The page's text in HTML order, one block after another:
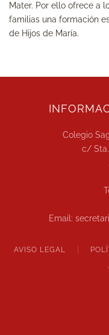
Mater. Por ello ofrece a
familias una formación
de Hijos de María.
Colegio
c/ Sta.
Email:
AVISO LEGAL